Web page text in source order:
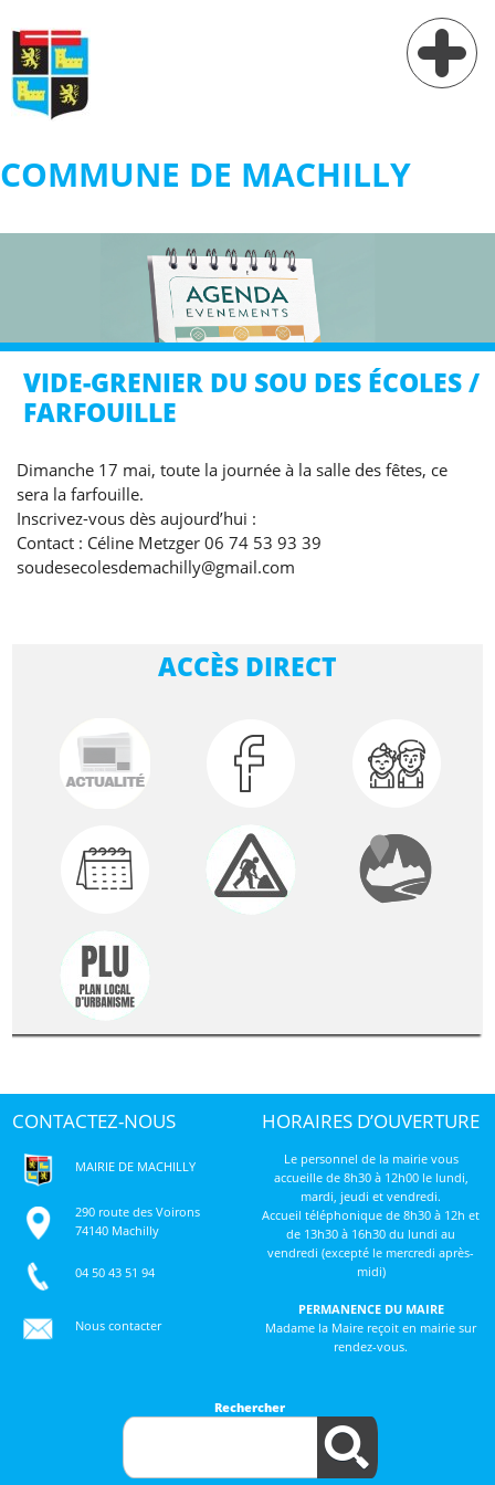
COMMUNE DE MACHILLY
Vie pratique
Services
Village
Contact
VIDE-GRENIER DU SOU DES ÉCOLES /
FARFOUILLE
Dimanche 17 mai, toute la journée à la salle des fêtes, ce
sera la farfouille.
Inscrivez-vous dès aujourd’hui :
Contact : Céline Metzger 06 74 53 93 39
soudesecolesdemachilly@gmail.com
ACCÈS DIRECT
CONTACTEZ-NOUS
MAIRIE DE MACHILLY
290 route des Voirons
74140 Machilly
04 50 43 51 94
Nous contacter
HORAIRES D’OUVERTURE
Le personnel de la mairie vous
accueille de 8h30 à 12h00 le lundi,
mardi, jeudi et vendredi.
Accueil téléphonique de 8h30 à 12h et
de 13h30 à 16h30 du lundi au
vendredi (excepté le mercredi après-
midi)
PERMANENCE DU MAIRE
Madame la Maire reçoit en mairie sur
rendez-vous.
Rechercher